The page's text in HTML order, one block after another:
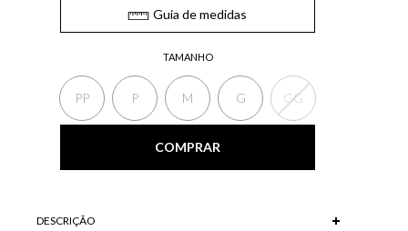
TAMANHO
PP P M G GG
Guia de medidas
COMPRAR
DESCRIÇÃO